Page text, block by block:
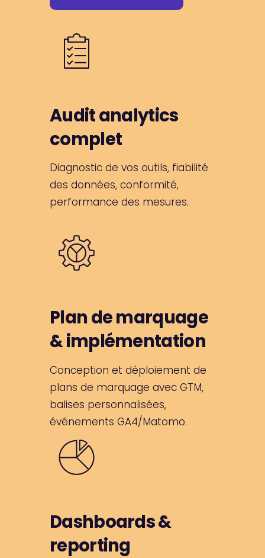
Audit analytics
complet
Diagnostic de vos outils, fiabilité
des données, conformité,
performance des mesures.
Plan de marquage
& implémentation
Conception et déploiement de
plans de marquage avec GTM,
balises personnalisées,
événements GA4/Matomo.
Dashboards &
reporting